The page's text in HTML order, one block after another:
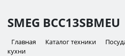
SMEG BCC13SBMEU
Главная Каталог техники
кухни